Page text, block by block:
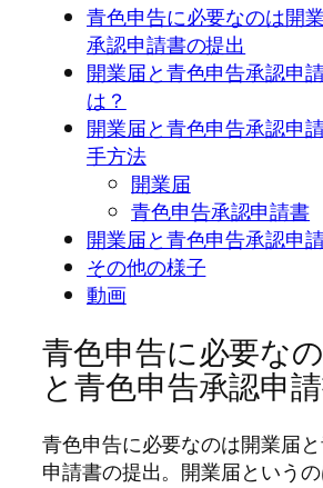
青色申告に必要なのは開
承認申請書の提出
開業届と青色申告承認申
は？
開業届と青色申告承認申
手方法
開業届
青色申告承認申請書
開業届と青色申告承認申
その他の様子
動画
青色申告に必要な
と青色申告承認申
青色申告に必要なのは開業届
申請書の提出。開業届という